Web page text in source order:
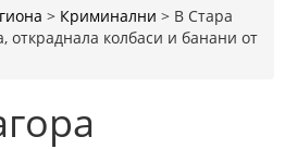
> Криминални > В Стара
откраднала колбаси и банани от